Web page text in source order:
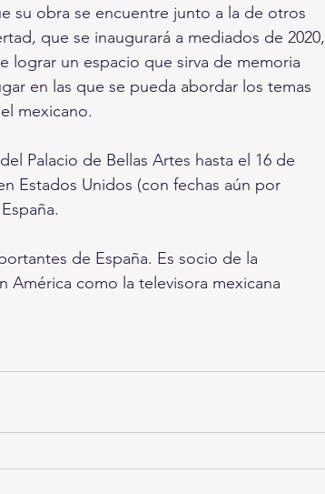
su obra se encuentre junto a la de otros
que se inaugurará a mediados de 2020,
lograr un espacio que sirva de memoria
en las que se pueda abordar los temas
mexicano.
Palacio de Bellas Artes hasta el 16 de
Estados Unidos (con fechas aún por
de España. Es socio de la
como la televisora mexicana